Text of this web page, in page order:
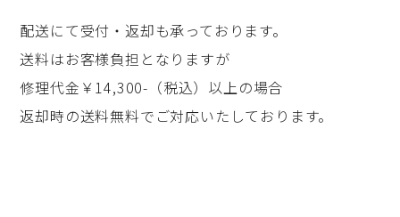
配送にて受付・返却も承っております。
送料はお客様負担となりますが
修理代金￥14,300-（税込）以上の場合
返却時の送料無料でご対応いたしております。